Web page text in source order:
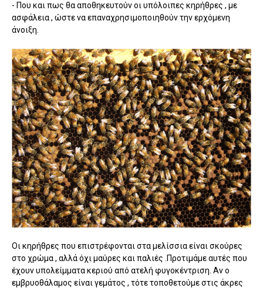
- Που και πως θα αποθηκευτούν οι υπόλοιπες κηρήθρες , με
ασφάλεια , ώστε να επαναχρησιμοποιηθούν την ερχόμενη
άνοιξη.
Οι κηρήθρες που επιστρέφονται στα μελίσσια είναι σκούρες
στο χρώμα , αλλά όχι μαύρες και παλιές .Προτιμάμε αυτές που
έχουν υπολείμματα κεριού από ατελή φυγοκέντριση. Αν ο
εμβρυοθάλαμος είναι γεμάτος , τότε τοποθετούμε στις άκρες